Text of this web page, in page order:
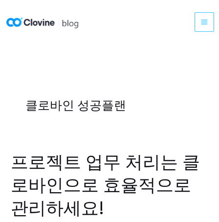
텐
클로바인 성공플랜
프로젝트 업무 처리는 클
로바인으로 효율적으로
관리하세요!
프
로
젝
트
업